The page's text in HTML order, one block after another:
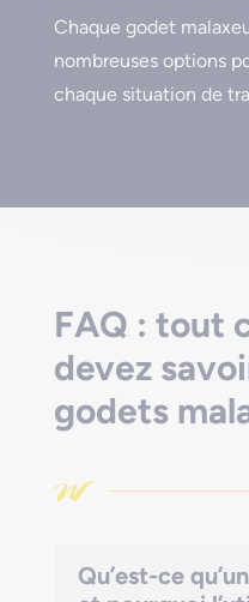
Chaque godet
nombreuses options
chaque situation de
FAQ : tout
devez
godets
Qu’est-ce